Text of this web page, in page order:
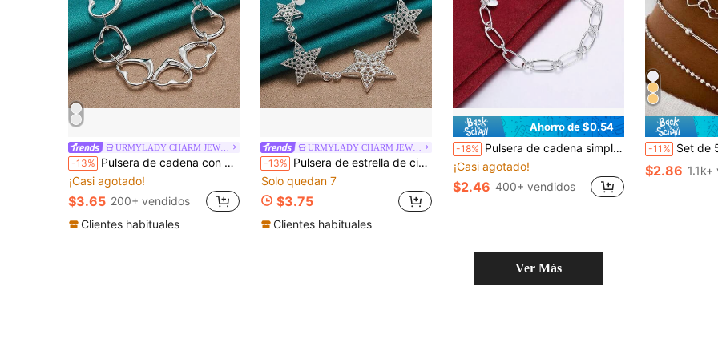
URMYLADY CHARM JEWELRY
-13% Pulsera de cadena con corazón plateada en plata de ley 925 para mujeres, joyería de moda para bodas y fiestas
¡Casi agotado!
$3.65 200+ vendidos
Clientes habituales
URMYLADY CHARM JEWELRY
-13% Pulsera de estrella de cinco puntas chapada en plata 925 para mujer, joyería de moda con encanto para boda y fiesta
Solo quedan 7
$3.75
Clientes habituales
Ahorro de $0.54
-18% Pulsera de cadena simple plateada en plata de ley 925 para mujer y hombre, joyería de moda para boda y fiesta
¡Casi agotado!
$2.46 400+ vendidos
-11% Set de 5 piezas de pulsera de acero
$2.86
Ver Más